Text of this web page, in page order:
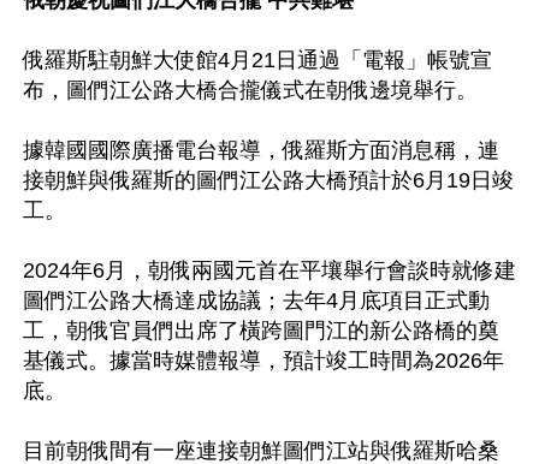
俄羅斯駐朝鮮大使館4月21日通過「電報」帳號宣
布，圖們江公路大橋合攏儀式在朝俄邊境舉行。
據韓國國際廣播電台報導，俄羅斯方面消息稱，連
接朝鮮與俄羅斯的圖們江公路大橋預計於6月19日竣
工。
2024年6月，朝俄兩國元首在平壤舉行會談時就修建
圖們江公路大橋達成協議；去年4月底項目正式動
工，朝俄官員們出席了橫跨圖門江的新公路橋的奠
基儀式。據當時媒體報導，預計竣工時間為2026年
底。
目前朝俄間有一座連接朝鮮圖們江站與俄羅斯哈桑